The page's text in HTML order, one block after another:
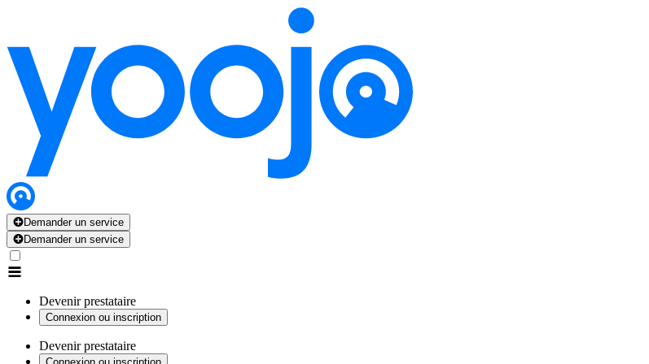
Demander un service
Demander un service
Devenir prestataire
Connexion ou inscription
Devenir prestataire